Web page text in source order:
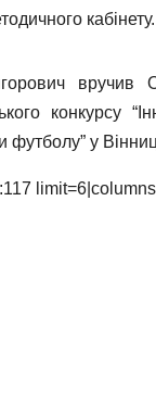
кабінету.
конкурсу
у